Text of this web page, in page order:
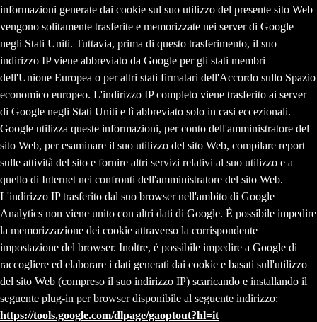
informazioni generate dai cookie sul suo utilizzo del presente sito Web
vengono solitamente trasferite e memorizzate nei server di Google
negli Stati Uniti. Tuttavia, prima di questo trasferimento, il suo
indirizzo IP viene abbreviato da Google per gli stati membri
dell'Unione Europea o per altri stati firmatari dell'Accordo sullo Spazio
economico europeo. L'indirizzo IP completo viene trasferito ai server
di Google negli Stati Uniti e lì abbreviato solo in casi eccezionali.
Google utilizza queste informazioni, per conto dell'amministratore del
sito Web, per esaminare il suo utilizzo del sito Web, compilare report
sulle attività del sito e fornire altri servizi relativi al suo utilizzo e a
quello di Internet nei confronti dell'amministratore del sito Web.
L'indirizzo IP trasferito dal suo browser nell'ambito di Google
Analytics non viene unito con altri dati di Google. È possibile impedire
la memorizzazione dei cookie attraverso la corrispondente
impostazione del browser. Inoltre, è possibile impedire a Google di
raccogliere ed elaborare i dati generati dai cookie e basati sull'utilizzo
del sito Web (compreso il suo indirizzo IP) scaricando e installando il
seguente plug-in per browser disponibile al seguente indirizzo:
https://tools.google.com/dlpage/gaoptout?hl=it